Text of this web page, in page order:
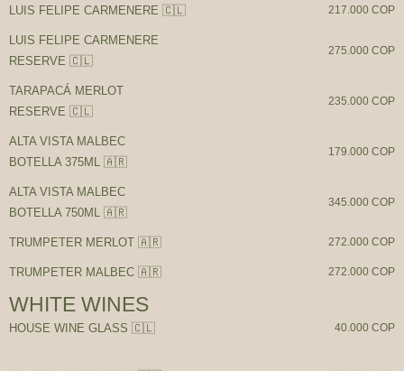
LUIS FELIPE CARMENERE 🇨🇱 217.000 COP
LUIS FELIPE CARMENERE
RESERVE 🇨🇱
275.000 COP
TARAPACÁ MERLOT
RESERVE 🇨🇱
235.000 COP
ALTA VISTA MALBEC
BOTELLA 375ML 🇦🇷
179.000 COP
ALTA VISTA MALBEC
BOTELLA 750ML 🇦🇷
345.000 COP
TRUMPETER MERLOT 🇦🇷 272.000 COP
TRUMPETER MALBEC 🇦🇷 272.000 COP
WHITE WINES
HOUSE WINE GLASS 🇨🇱 40.000 COP